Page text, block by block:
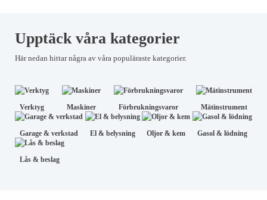
Tryckhjul & tryckrullar
Vägmarkeringstejp
Vattentankar
Trafikmiljö & vägavstängning
Upptäck våra kategorier
Här nedan hittar några av våra populäraste kategorier.
Verktyg Maskiner Förbrukningsvaror Mätinstrument
Garage & verkstad El & belysning Oljor & kem Gasol & lödning
Lås & beslag